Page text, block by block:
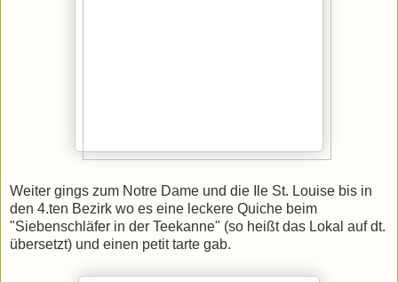
Weiter gings zum Notre Dame und die Ile St. Louise bis in
den 4.ten Bezirk wo es eine leckere Quiche beim
"Siebenschläfer in der Teekanne" (so heißt das Lokal auf dt.
übersetzt) und einen petit tarte gab.